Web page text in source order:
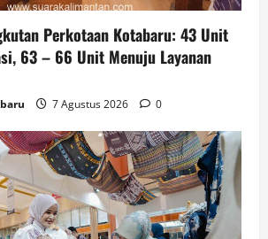
Perkotaan Kotabaru: 43 Unit
63 – 66 Unit Menuju Layanan
7 Agustus 2026 0